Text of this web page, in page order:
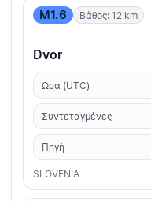
M1.6 Βάθος: 12 km
Dvor
Ώρα (UTC)
Συντεταγμένες
Πηγή
SLOVENIA